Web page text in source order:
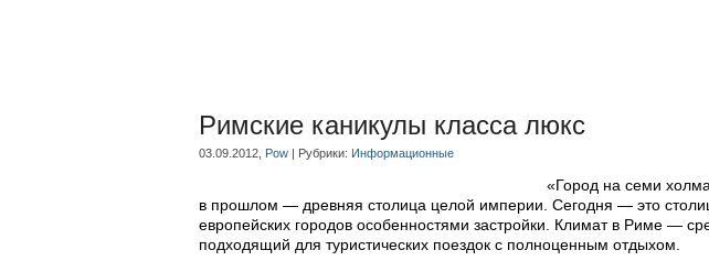
Римские каникулы класса люкс
03.09.2012, Pow | Рубрики: Информационные
«Город на семи
в прошлом — древняя столица целой империи. Сегодня — это
европейских городов особенностями застройки. Климат в Риме —
подходящий для туристических поездок с полноценным отдыхом.